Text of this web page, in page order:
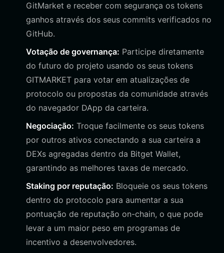
GitMarket e receber com segurança os tokens
ganhos através dos seus commits verificados no
GitHub.
Votação de governança: Participe diretamente
do futuro do projeto usando os seus tokens
GITMARKET para votar em atualizações de
protocolo ou propostas da comunidade através
do navegador DApp da carteira.
Negociação: Troque facilmente os seus tokens
por outros ativos conectando a sua carteira a
DEXs agregadas dentro da Bitget Wallet,
garantindo as melhores taxas de mercado.
Staking por reputação: Bloqueie os seus tokens
dentro do protocolo para aumentar a sua
pontuação de reputação on-chain, o que pode
levar a um maior peso em programas de
incentivo a desenvolvedores.